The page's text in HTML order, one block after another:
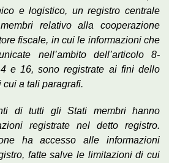
e logistico, un registro centrale
relativo alla cooperazione
fiscale, in cui le informazioni che
nell’ambito dell’articolo 8-
e 16, sono registrate ai fini dello
a tali paragrafi.
di tutti gli Stati membri hanno
registrate nel detto registro.
ha accesso alle informazioni
fatte salve le limitazioni di cui